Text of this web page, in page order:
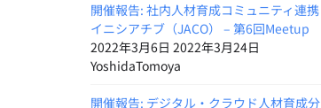
開催報告: 社内人材育成コミュニティ連携
イニシアチブ（JACO） – 第6回Meetup
2022年3月6日 2022年3月24日
YoshidaTomoya
開催報告: デジタル・クラウド人材育成分